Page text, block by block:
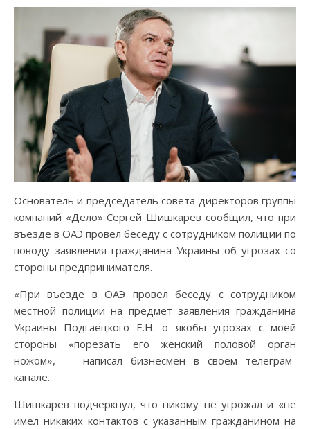
Основатель и председатель совета директоров группы
компаний «Дело» Сергей Шишкарев сообщил, что при
въезде в ОАЭ провел беседу с сотрудником полиции по
поводу заявления гражданина Украины об угрозах со
стороны предпринимателя.
«При въезде в ОАЭ провел беседу с сотрудником
местной полиции на предмет заявления гражданина
Украины Подгаецкого Е.Н. о якобы угрозах с моей
стороны «порезать его женский половой орган
ножом», — написал бизнесмен в своем телеграм-
канале.
Шишкарев подчеркнул, что никому не угрожал и «не
имел никаких контактов с указанным гражданином на